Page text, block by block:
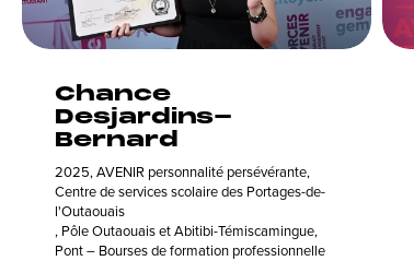
Chance
Desjardins-
Bernard
2025,AVENIR personnalité persévérante,
Centre de services scolaire des Portages-de-
l'Outaouais
, Pôle Outaouais et Abitibi-Témiscamingue,
Pont – Bourses de formation professionnelle